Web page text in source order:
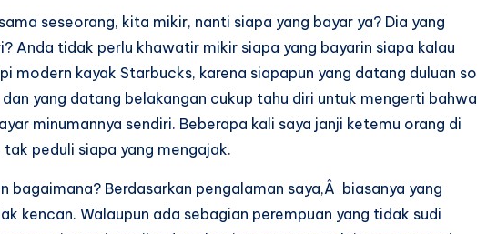
seseorang, kita mikir, nanti siapa yang bayar ya? Dia yang
Anda tidak perlu khawatir mikir siapa yang bayarin siapa kalau
modern kayak Starbucks, karena siapapun yang datang duluan so
yang datang belakangan cukup tahu diri untuk mengerti bahwa
minumannya sendiri. Beberapa kali saya janji ketemu orang di
peduli siapa yang mengajak.
bagaimana? Berdasarkan pengalaman saya,Â biasanya yang
kencan. Walaupun ada sebagian perempuan yang tidak sudi